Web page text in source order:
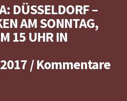
DÜSSELDORF –
AM SONNTAG,
15 UHR IN
/Kommentare